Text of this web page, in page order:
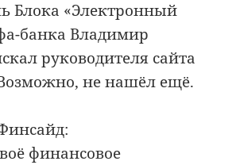
Блока «Электронный
банка Владимир
руководителя сайта
не нашёл ещё.
финансовое